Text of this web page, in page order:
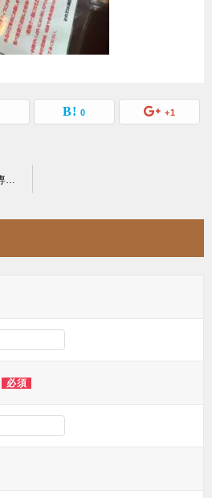
0 +1
デカ盛り唐揚げ丼食べ放題専門店キッチンBUSストップ三郷駅前2号店注文システム
必須